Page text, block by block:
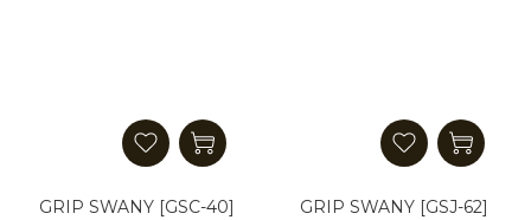
GRIP SWANY [GSC-40]
GRIP SWANY [GSJ-62]